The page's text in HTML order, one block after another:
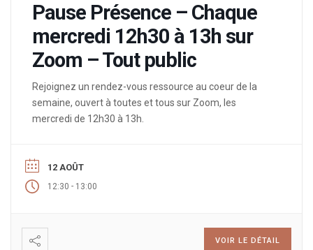
Pause Présence – Chaque
mercredi 12h30 à 13h sur
Zoom – Tout public
Rejoignez un rendez-vous ressource au coeur de la
semaine, ouvert à toutes et tous sur Zoom, les
mercredi de 12h30 à 13h.
12 AOÛT
12:30 - 13:00
VOIR LE DÉTAIL